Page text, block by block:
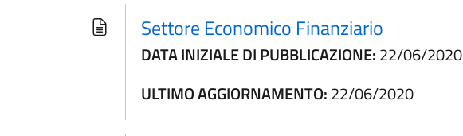
Settore Economico Finanziario
DATA INIZIALE DI PUBBLICAZIONE:22/06/2020
ULTIMO AGGIORNAMENTO:22/06/2020